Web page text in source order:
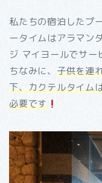
私たちの宿泊したプ
ータイムはアラマン
ジ マイヨールでサー
ちなみに、 子供を連
下、カクテルタイム
必要です